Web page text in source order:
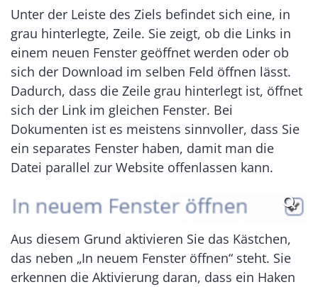
Unter der Leiste des Ziels befindet sich eine, in
grau hinterlegte, Zeile. Sie zeigt, ob die Links in
einem neuen Fenster geöffnet werden oder ob
sich der Download im selben Feld öffnen lässt.
Dadurch, dass die Zeile grau hinterlegt ist, öffnet
sich der Link im gleichen Fenster. Bei
Dokumenten ist es meistens sinnvoller, dass Sie
ein separates Fenster haben, damit man die
Datei parallel zur Website offenlassen kann.
Aus diesem Grund aktivieren Sie das Kästchen,
das neben „In neuem Fenster öffnen“ steht. Sie
erkennen die Aktivierung daran, dass ein Haken